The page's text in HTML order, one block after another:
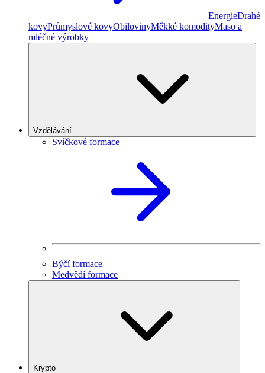
EnergieDrahé
kovyPrůmyslové kovyObilovinyMěkké komodityMaso a
mléčné výrobky
Vzdělávání
Svíčkové formace
Býčí formace
Medvědí formace
Krypto